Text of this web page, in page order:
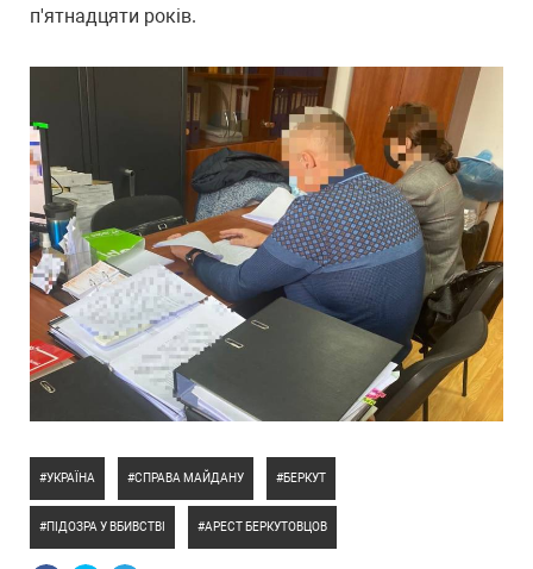
п'ятнадцяти років.
УКРАЇНА СПРАВА МАЙДАНУ БЕРКУТ
ПІДОЗРА У ВБИВСТВІ АРЕСТ БЕРКУТОВЦОВ